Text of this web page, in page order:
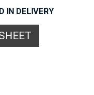
IN DELIVERY